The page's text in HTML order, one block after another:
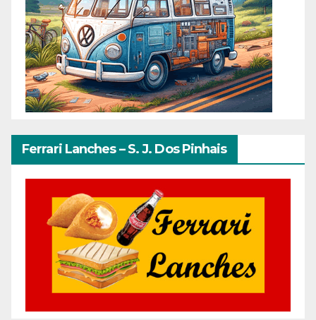
Ferrari Lanches – S. J. Dos Pinhais